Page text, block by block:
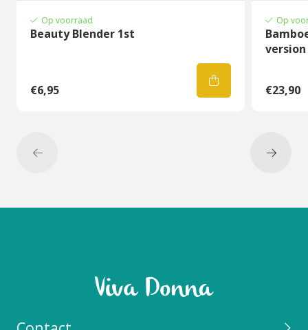
Op voorraad
Beauty Blender 1st
€6,95
Op
version
€23,90